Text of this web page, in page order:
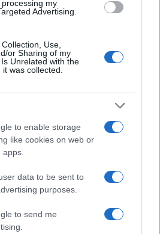
my
Advertising.
Use,
or Sharing of my
Unrelated with the
was collected.
to enable storage
like cookies on web or
data to be sent to
purposes.
to send me
la adquisición de Webster Bank